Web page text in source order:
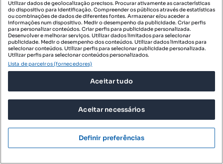
149 €7,45 €/m²
Escritório ( - (coworking) - Avenida da Liberdade -
Braga
Preço por metro quadrado
Utilizar dados de geolocalização precisos. Procurar ativamente as características
do dispositivo para identificação. Compreender os públicos através de estatísticas
ou combinações de dados de diferentes fontes. Armazenar e/ou aceder a
informações num dispositivo. Medir o desempenho da publicidade. Criar perfis
para personalizar conteúdos. Criar perfis para publicidade personalizada.
Desenvolver e melhorar serviços. Utilizar dados limitados para selecionar
publicidade. Medir o desempenho dos conteúdos. Utilizar dados limitados para
selecionar conteúdos. Utilizar perfis para selecionar publicidade personalizada.
Utilizar perfis para selecionar conteúdos personalizados.
Lista de parceiros (fornecedores)
Aceitar tudo
Aceitar necessários
Definir preferências